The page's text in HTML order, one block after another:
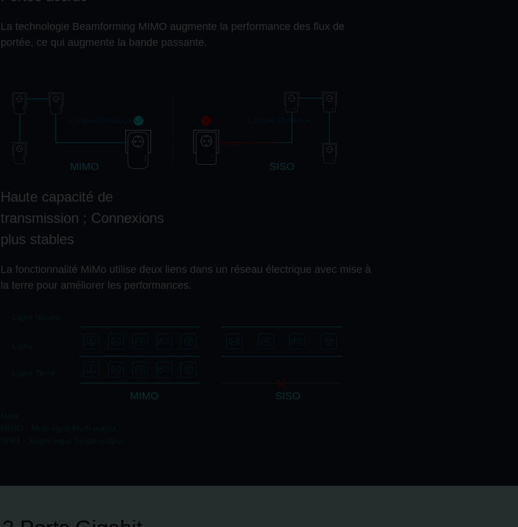
La technologie Beamforming MIMO augmente la performance des flux de
portée, ce qui augmente la bande passante.
Longue Distance
MIMO SISO
Haute capacité de
transmission ; Connexions
plus stables
La fonctionnalité MiMo utilise deux liens dans un réseau électrique avec mise à
la terre pour améliorer les performances.
MIMO SISO